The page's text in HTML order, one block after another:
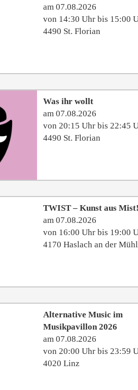
am 07.08.2026
von 14:30 Uhr bis 15:00
4490 St. Florian
Was ihr wollt
am 07.08.2026
von 20:15 Uhr bis 22:45
4490 St. Florian
TWIST – Kunst aus Mist!
am 07.08.2026
von 16:00 Uhr bis 19:00
4170 Haslach an der Mühl
Alternative Music im
Musikpavillon 2026
am 07.08.2026
von 20:00 Uhr bis 23:59
4020 Linz